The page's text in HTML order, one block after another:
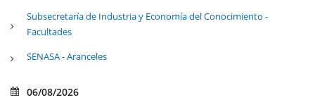
Subsecretaría de Industria y Economía del Conocimiento -
Facultades
SENASA - Aranceles
06/08/2026